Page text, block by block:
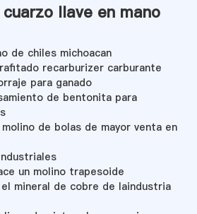
llave en mano
de chiles michoacan
recarburizer carburante
para ganado
de bentonita para
de bolas de mayor venta en
un molino trapesoide
mineral de cobre de laindustria